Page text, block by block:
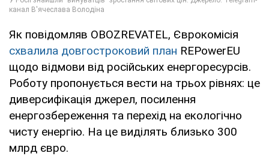
Як повідомляв OBOZREVATEL, Єврокомісія
схвалила довгостроковий план REPowerEU
щодо відмови від російських енергоресурсів.
Роботу пропонується вести на трьох рівнях: це
диверсифікація джерел, посилення
енергозбереження та перехід на екологічно
чисту енергію. На це виділять близько 300
млрд євро.